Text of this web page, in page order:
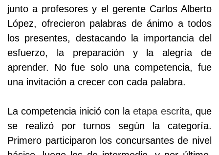
junto a profesores y el gerente Carlos Alberto
López, ofrecieron palabras de ánimo a todos
los presentes, destacando la importancia del
esfuerzo, la preparación y la alegría de
aprender. No fue solo una competencia, fue
una invitación a crecer con cada palabra.
La competencia inició con laetapa escrita, que
se realizó por turnos según la categoría.
Primero participaron los concursantes de nivel